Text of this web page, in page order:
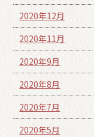
2020年12月
2020年11月
2020年9月
2020年8月
2020年7月
2020年5月